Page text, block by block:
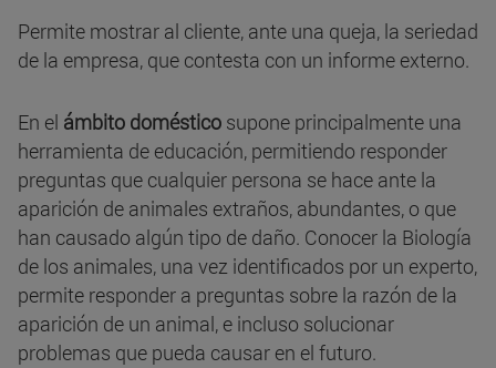
Permite mostrar al cliente, ante una queja, la seriedad
de la empresa, que contesta con un informe externo.
En el ámbito doméstico supone principalmente una
herramienta de educación, permitiendo responder
preguntas que cualquier persona se hace ante la
aparición de animales extraños, abundantes, o que
han causado algún tipo de daño. Conocer la Biología
de los animales, una vez identificados por un experto,
permite responder a preguntas sobre la razón de la
aparición de un animal, e incluso solucionar
problemas que pueda causar en el futuro.